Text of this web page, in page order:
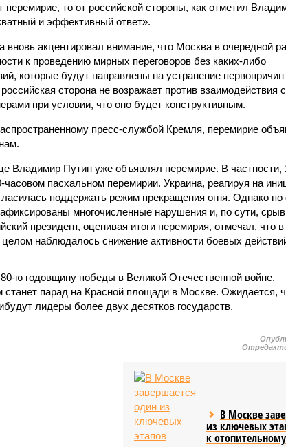
перемирие, то от российской стороны, как отметил
и эффективный ответ».
вновь акцентировал внимание, что Москва в очередной
к проведению мирных переговоров без каких-либо
которые будут направлены на устранение первопричин
сторона не возражает против взаимодействия с
при условии, что оно будет конструктивным.
пресс-службой Кремля, перемирие
Владимир Путин уже объявлял перемирие. В частности,
пасхальном перемирии. Украина, реагируя на
поддержать режим прекращения огня. Однако по
многочисленные нарушения и, по сути, срыв
президент, оценивая итоги перемирия, отмечал, что в
наблюдалось снижение активности боевых
ю годовщину победы в Великой Отечественной войне.
парад на Красной площади в Москве. Ожидается,
лидеры более двух десятков государств.
В Москве
из ключевых
к